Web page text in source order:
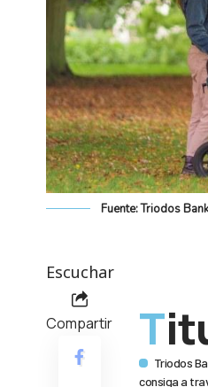
Fuente: Triodos Bank
Escuchar
Compartir
Triodos
consiga a